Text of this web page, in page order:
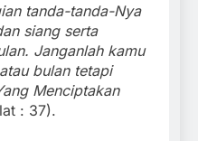
tanda-tanda-Nya
siang serta
Janganlah kamu
bulan tetapi
Menciptakan
: 37).